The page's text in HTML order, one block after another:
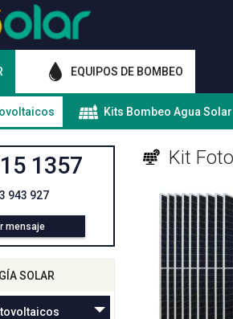
EQUIPOS DE BOMBEO
Kits Bombeo Agua Solar
1357
943 927
mensaje
SOLAR
Kit